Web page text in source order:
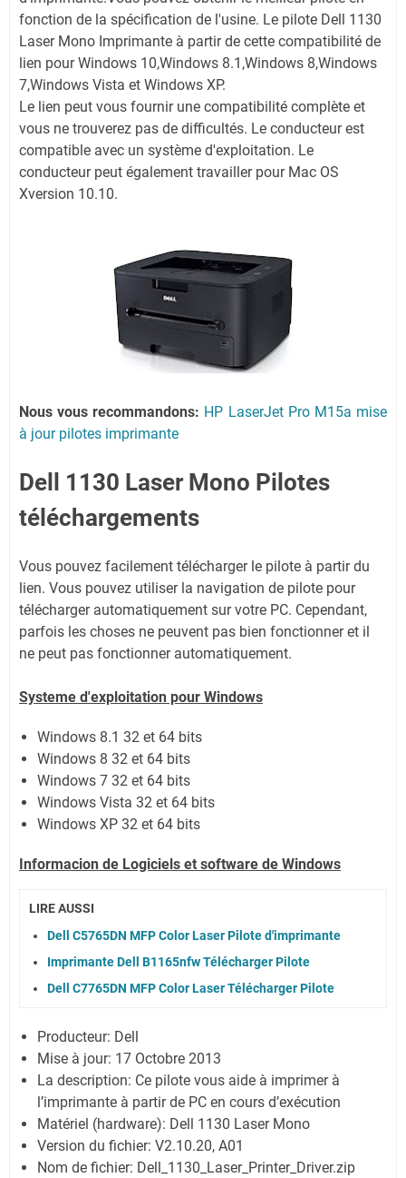
fonction de la spécification de l'usine. Le pilote Dell 1130
Laser Mono Imprimante à partir de cette compatibilité de
lien pour Windows 10,Windows 8.1,Windows 8,Windows
7,Windows Vista et Windows XP.
Le lien peut vous fournir une compatibilité complète et
vous ne trouverez pas de difficultés. Le conducteur est
compatible avec un système d'exploitation. Le
conducteur peut également travailler pour Mac OS
Xversion 10.10.
Nous vous recommandons: HP LaserJet Pro M15a mise
à jour pilotes imprimante
Dell 1130 Laser Mono Pilotes
téléchargements
Vous pouvez facilement télécharger le pilote à partir du
lien. Vous pouvez utiliser la navigation de pilote pour
télécharger automatiquement sur votre PC. Cependant,
parfois les choses ne peuvent pas bien fonctionner et il
ne peut pas fonctionner automatiquement.
Systeme d'exploitation pour Windows
Windows 8.1 32 et 64 bits
Windows 8 32 et 64 bits
Windows 7 32 et 64 bits
Windows Vista 32 et 64 bits
Windows XP 32 et 64 bits
Informacion de Logiciels et software de Windows
LIRE AUSSI
Dell C5765DN MFP Color Laser Pilote d'imprimante
Imprimante Dell B1165nfw Télécharger Pilote
Dell C7765DN MFP Color Laser Télécharger Pilote
Producteur: Dell
Mise à jour: 17 Octobre 2013
La description: Ce pilote vous aide à imprimer à
l’imprimante à partir de PC en cours d’exécution
Matériel (hardware): Dell 1130 Laser Mono
Version du fichier: V2.10.20, A01
Nom de fichier: Dell_1130_Laser_Printer_Driver.zip